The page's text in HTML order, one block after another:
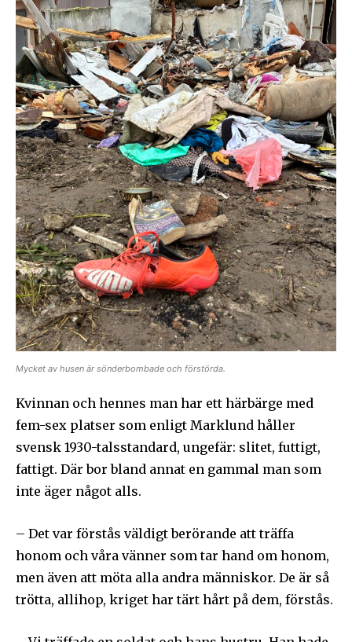
Följ Sändarens nyhetsbrev och
bli uppdaterad på det senaste
För att prenumerera: Ange din e-postadress och klicka på
prenumerationsknappen. Oroa dig inte, vi respekterar din
integritet och kommer inte att skicka skräppost till din
inkorg.
Prenumerera på Sändarens nyhetsbrev.
Jag godkänner integritetspolicyn
Mycket av husen är sönderbombade och förstörda.
Kvinnan och hennes man har ett härbärge med
fem-sex platser som enligt Marklund håller
svensk 1930-talsstandard, ungefär: slitet, futtigt,
fattigt. Där bor bland annat en gammal man som
inte äger något alls.
– Det var förstås väldigt berörande att träffa
honom och våra vänner som tar hand om honom,
men även att möta alla andra människor. De är så
trötta, allihop, kriget har tärt hårt på dem, förstås.